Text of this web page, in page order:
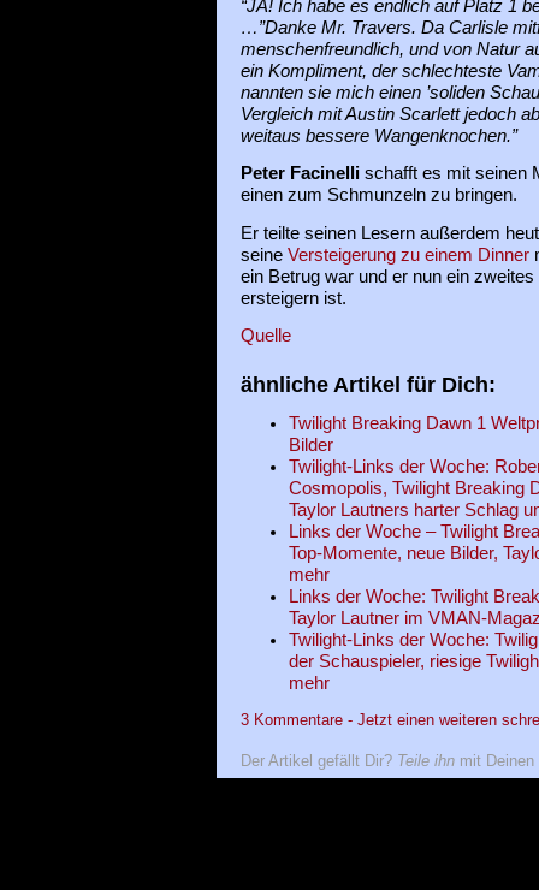
“JA! Ich habe es endlich auf Platz 1
…”Danke Mr. Travers. Da Carlisle
menschenfreundlich, und von Natur
ein Kompliment, der schlechteste
nannten sie mich einen ’soliden
Vergleich mit Austin Scarlett jedoch
weitaus bessere Wangenknochen.”
Peter Facinellischafft es mit seinen
einen zum Schmunzeln zu bringen.
Er teilte seinen Lesern außerdem
seine Versteigerung zu einem Dinner
ein Betrug war und er nun ein
ersteigern ist.
Quelle
ähnliche Artikel für Dich:
Twilight Breaking Dawn 1
Bilder
Twilight-Links der Woche:
Cosmopolis, Twilight Breaking
Taylor Lautners harter Schlag
Links der Woche – Twilight
Top-Momente, neue Bilder,
mehr
Links der Woche: Twilight
Taylor Lautner im VMAN-
Twilight-Links der Woche:
der Schauspieler, riesige
mehr
3 Kommentare - Jetzt einen weiteren
Der Artikel gefällt Dir? Teile ihnmit Deinen